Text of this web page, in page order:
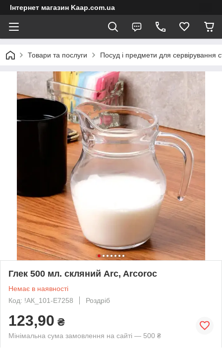
Інтернет магазин Kaap.com.ua
Товари та послуги Посуд і предмети для сервірування
Глек 500 мл. скляний Arc, Arcoroc
Немає в наявності
Код: !АК_101-E7258
Роздріб
123,90 ₴
Мінімальна сума замовлення на сайті — 500 ₴